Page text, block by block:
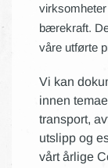
bærekraft.
våre utførte
Vi kan
innen
transport,
utslipp og
vårt årlige